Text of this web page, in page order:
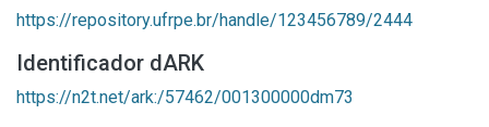
https://repository.ufrpe.br/handle/123456789/2444
Identificador dARK
https://n2t.net/ark:/57462/001300000dm73